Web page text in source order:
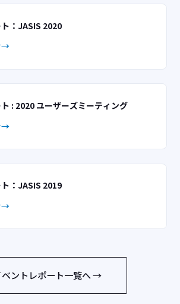
：JASIS 2020
: 2020 ユーザーズミーティング
：JASIS 2019
ベントレポート一覧へ →